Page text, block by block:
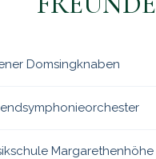
Domsingknaben
Margarethenhöhe